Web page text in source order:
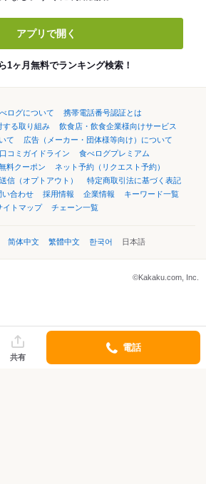
アプリで開く
1ヶ月無料でランキング検索！
ログについて
携帯電話番号認証とは
する取り組み
飲食店・飲食企業様向けサービス
て
広告（メーカー・団体様等向け）について
口コミガイドライン
食べログプレミアム
料クーポン
ネット予約（リクエスト予約）
信（オプトアウト）
特定商取引法に基づく表記
い合わせ 採用情報 企業情報
キーワード一覧
イトマップ
チェーン一覧
简体中文 繁體中文 한국어 日本語
©Kakaku.com, Inc.
共有
電話